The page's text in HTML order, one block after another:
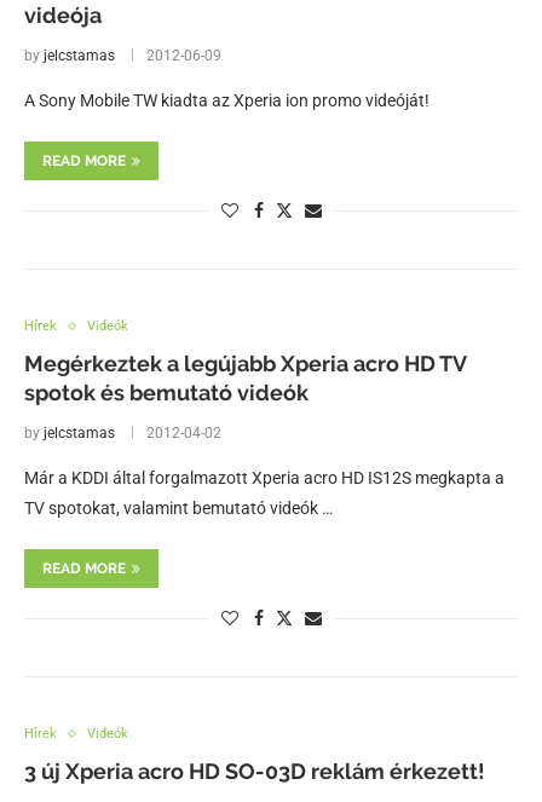
videója
by jelcstamas 2012-06-09
A Sony Mobile TW kiadta az Xperia ion promo videóját!
READ MORE
Hírek Videók
Megérkeztek a legújabb Xperia acro HD TV
spotok és bemutató videók
by jelcstamas 2012-04-02
Már a KDDI által forgalmazott Xperia acro HD IS12S megkapta a
TV spotokat, valamint bemutató videók …
READ MORE
Hírek Videók
3 új Xperia acro HD SO-03D reklám érkezett!